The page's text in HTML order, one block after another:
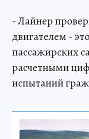
- Лайнер
двигателем -
пассажирских
расчетными
испытаний